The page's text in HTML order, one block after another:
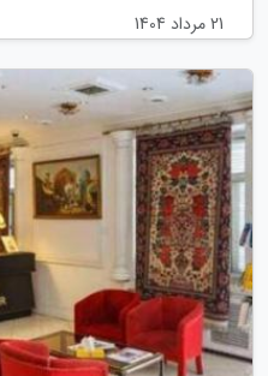
21 مرداد 1404